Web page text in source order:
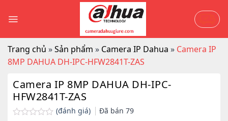
Trang chủ »Sản phẩm » Camera IP Dahua » Camera IP
8MP DAHUA DH-IPC-HFW2841T-ZAS
Camera IP 8MP DAHUA DH-IPC-
HFW2841T-ZAS
(đánh giá) Đã bán 79